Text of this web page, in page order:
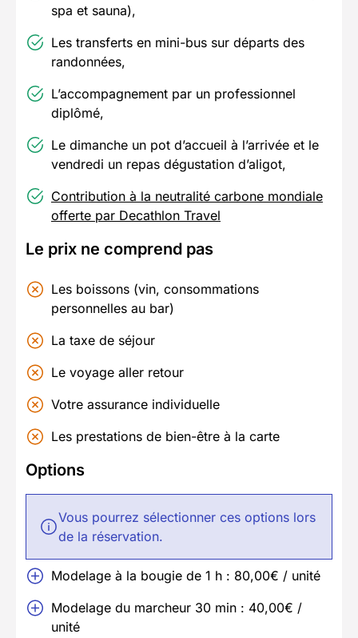
spa et sauna),
Les transferts en mini-bus sur départs des
randonnées,
L’accompagnement par un professionnel
diplômé,
Le dimanche un pot d’accueil à l’arrivée et le
vendredi un repas dégustation d’aligot,
Contribution à la neutralité carbone mondiale
offerte par Decathlon Travel
Le prix ne comprend pas
Les boissons (vin, consommations
personnelles au bar)
La taxe de séjour
Le voyage aller retour
Votre assurance individuelle
Les prestations de bien-être à la carte
Options
Vous pourrez sélectionner ces options lors
de la réservation.
Modelage à la bougie de 1 h : 80,00€ / unité
Modelage du marcheur 30 min : 40,00€ /
unité